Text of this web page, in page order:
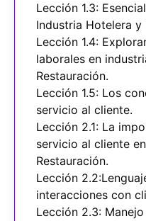
Lección 1.3:
Industria Hotelera y
Lección 1.4:
laborales en
Restauración.
Lección 1.5: Los
servicio al cliente.
Lección 2.1: La
servicio al cliente
Restauración.
Lección
interacciones con
Lección 2.3: